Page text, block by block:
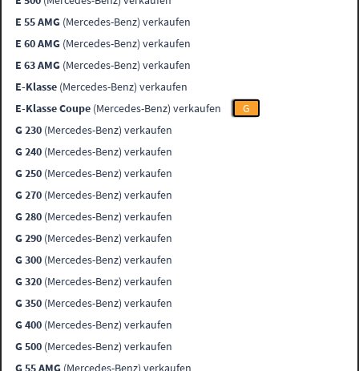
E 55 AMG (Mercedes-Benz) verkaufen
E 60 AMG (Mercedes-Benz) verkaufen
E 63 AMG (Mercedes-Benz) verkaufen
E-Klasse (Mercedes-Benz) verkaufen
E-Klasse Coupe (Mercedes-Benz) verkaufen
G
G 230 (Mercedes-Benz) verkaufen
G 240 (Mercedes-Benz) verkaufen
G 250 (Mercedes-Benz) verkaufen
G 270 (Mercedes-Benz) verkaufen
G 280 (Mercedes-Benz) verkaufen
G 290 (Mercedes-Benz) verkaufen
G 300 (Mercedes-Benz) verkaufen
G 320 (Mercedes-Benz) verkaufen
G 350 (Mercedes-Benz) verkaufen
G 400 (Mercedes-Benz) verkaufen
G 500 (Mercedes-Benz) verkaufen
G 55 AMG (Mercedes-Benz) verkaufen